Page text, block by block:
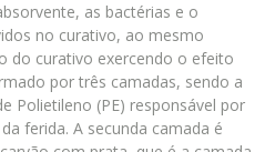
as bactérias e o
no curativo, ao mesmo
do curativo exercendo o efeito
por três camadas, sendo a
Polietileno (PE) responsável por
ferida. A secunda camada é